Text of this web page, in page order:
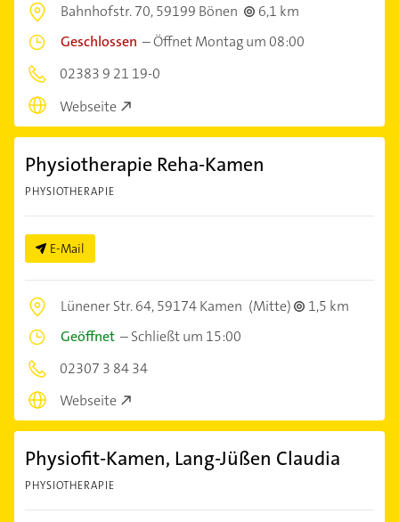
Bahnhofstr. 70,59199 Bönen
6,1 km
Geschlossen –Öffnet Montag um 08:00
02383 9 21 19-0
Webseite
Physiotherapie Reha-Kamen
PHYSIOTHERAPIE
E-Mail
Lünener Str. 64,59174 Kamen (Mitte)
1,5 km
Geöffnet –Schließt um 15:00
02307 3 84 34
Webseite
Physiofit-Kamen, Lang-Jüßen Claudia
PHYSIOTHERAPIE